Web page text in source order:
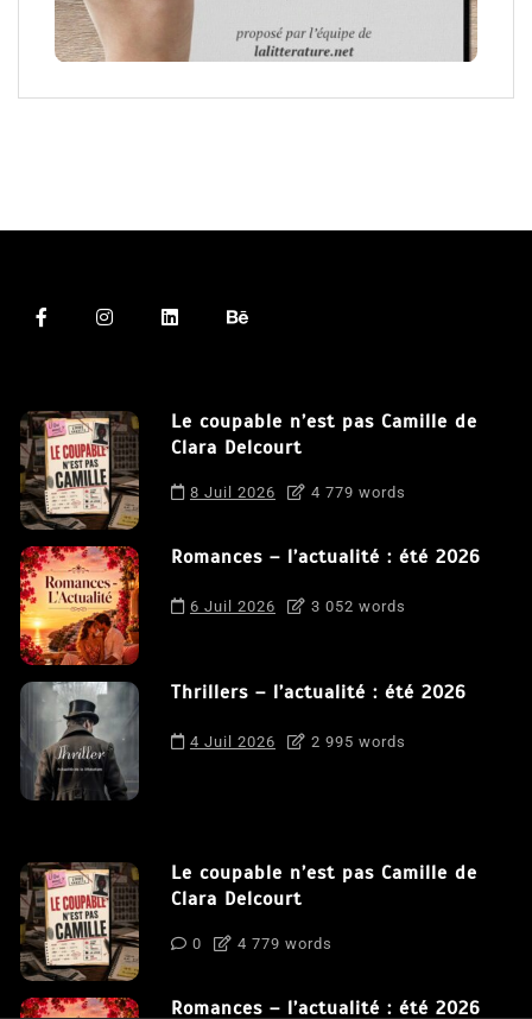
Le coupable n’est pas Camille de
Clara Delcourt
8 Juil 2026 4 779 words
Romances – l’actualité : été 2026
6 Juil 2026 3 052 words
Thrillers – l’actualité : été 2026
4 Juil 2026 2 995 words
Le coupable n’est pas Camille de
Clara Delcourt
0 4 779 words
Romances – l’actualité : été 2026